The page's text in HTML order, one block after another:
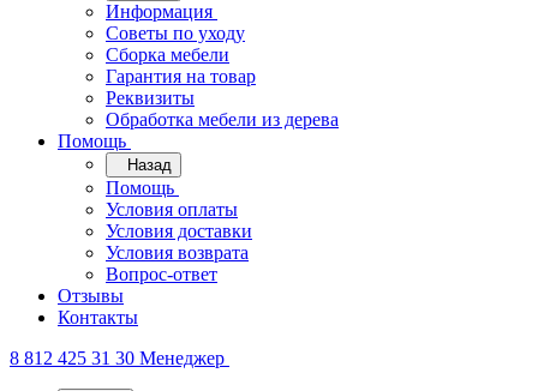
Информация
Советы по уходу
Сборка мебели
Гарантия на товар
Реквизиты
Обработка мебели из дерева
Помощь
Назад
Помощь
Условия оплаты
Условия доставки
Условия возврата
Вопрос-ответ
Отзывы
Контакты
8 812 425 31 30 Менеджер